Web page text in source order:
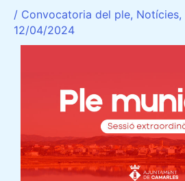
/ Convocatoria del ple, Notícies,
12/04/2024